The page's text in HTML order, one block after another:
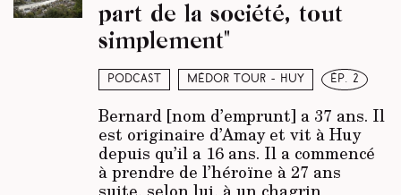
Podcast Médor Tour - Huy ép. 2
part de la société, tout
simplement"
Bernard [nom d’emprunt] a 37 ans. Il
est originaire d’Amay et vit à Huy
depuis qu’il a 16 ans. Il a commencé
à prendre de l’héroïne à 27 ans
suite, selon lui, à un chagrin